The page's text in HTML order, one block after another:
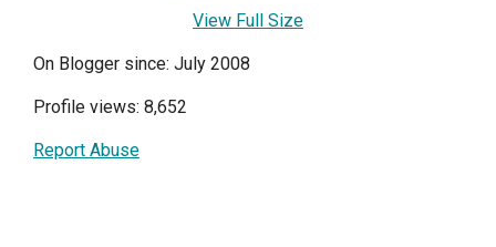
View Full Size
On Blogger since: July 2008
Profile views: 8,652
Report Abuse